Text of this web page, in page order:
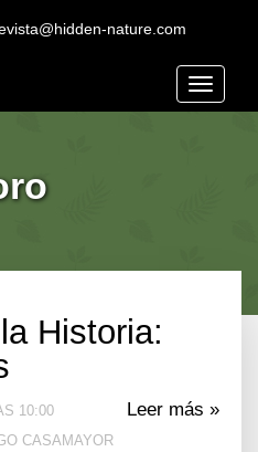
nature.com
Toggle
Historia:
Leer más »
10:00
CASAMAYOR